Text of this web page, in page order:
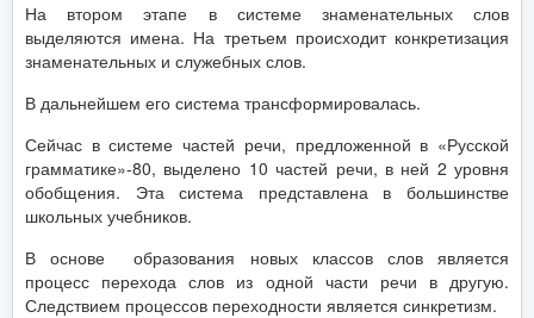
На втором этапе в системе знаменательных слов
выделяются имена. На третьем происходит конкретизация
знаменательных и служебных слов.
В дальнейшем его система трансформировалась.
Сейчас в системе частей речи, предложенной в «Русской
грамматике»-80, выделено 10 частей речи, в ней 2 уровня
обобщения. Эта система представлена в большинстве
школьных учебников.
В основе образования новых классов слов является
процесс перехода слов из одной части речи в другую.
Следствием процессов переходности является синкретизм.